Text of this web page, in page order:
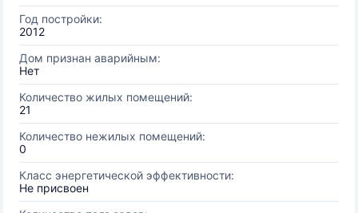
Год постройки:
2012
Дом признан аварийным:
Нет
Количество жилых помещений:
21
Количество нежилых помещений:
0
Класс энергетической эффективности:
Не присвоен